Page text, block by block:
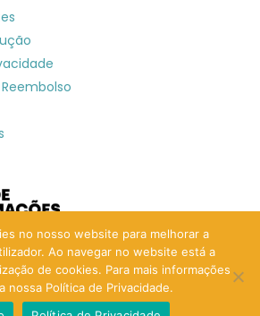
no nosso website para melhorar a
Ao navegar no website está a
de cookies. Para mais informações
nossa Política de Privacidade.